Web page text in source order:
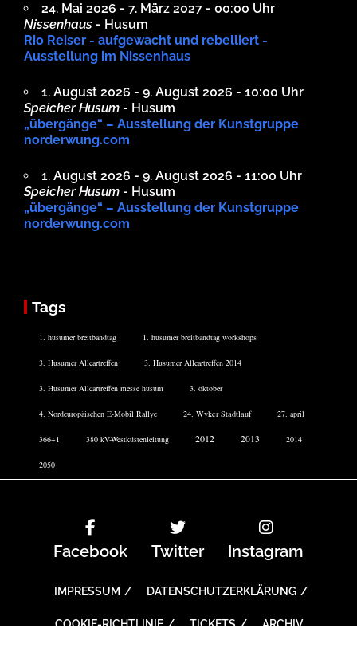
24. Mai 2026 - 7. März 2027 - 00:00 Uhr
Nissenhaus - Husum
Rio Reiser - aufgewacht und rebelliert -
Ausstellung im Nissenhaus
1. August 2026 - 9. August 2026 - 10:00 Uhr
Speicher Husum - Husum
„übergänge“ – Ausstellung der Kunstgruppe
norderwung.com
1. August 2026 - 9. August 2026 - 11:00 Uhr
Speicher Husum - Husum
„übergänge“ – Ausstellung der Kunstgruppe
norderwung.com
Tags
1. husumer breitbandtag 1. husumer breitbandtag workshops
3. Husumer Allcartreffen 3. Husumer Allcartreffen 2014
3. Husumer Allcartreffen messe husum 3. oktober
4. Nordeuropäischen E-Mobil Rallye 24. Wyker Stadtlauf 27. april
366+1 380 kV-Westküstenleitung 2012 2013 2014
2050
Facebook Twitter Instagram
IMPRESSUM DATENSCHUTZERKLÄRUNG
COOKIE-RICHTLINIE TICKETS ARCHIV